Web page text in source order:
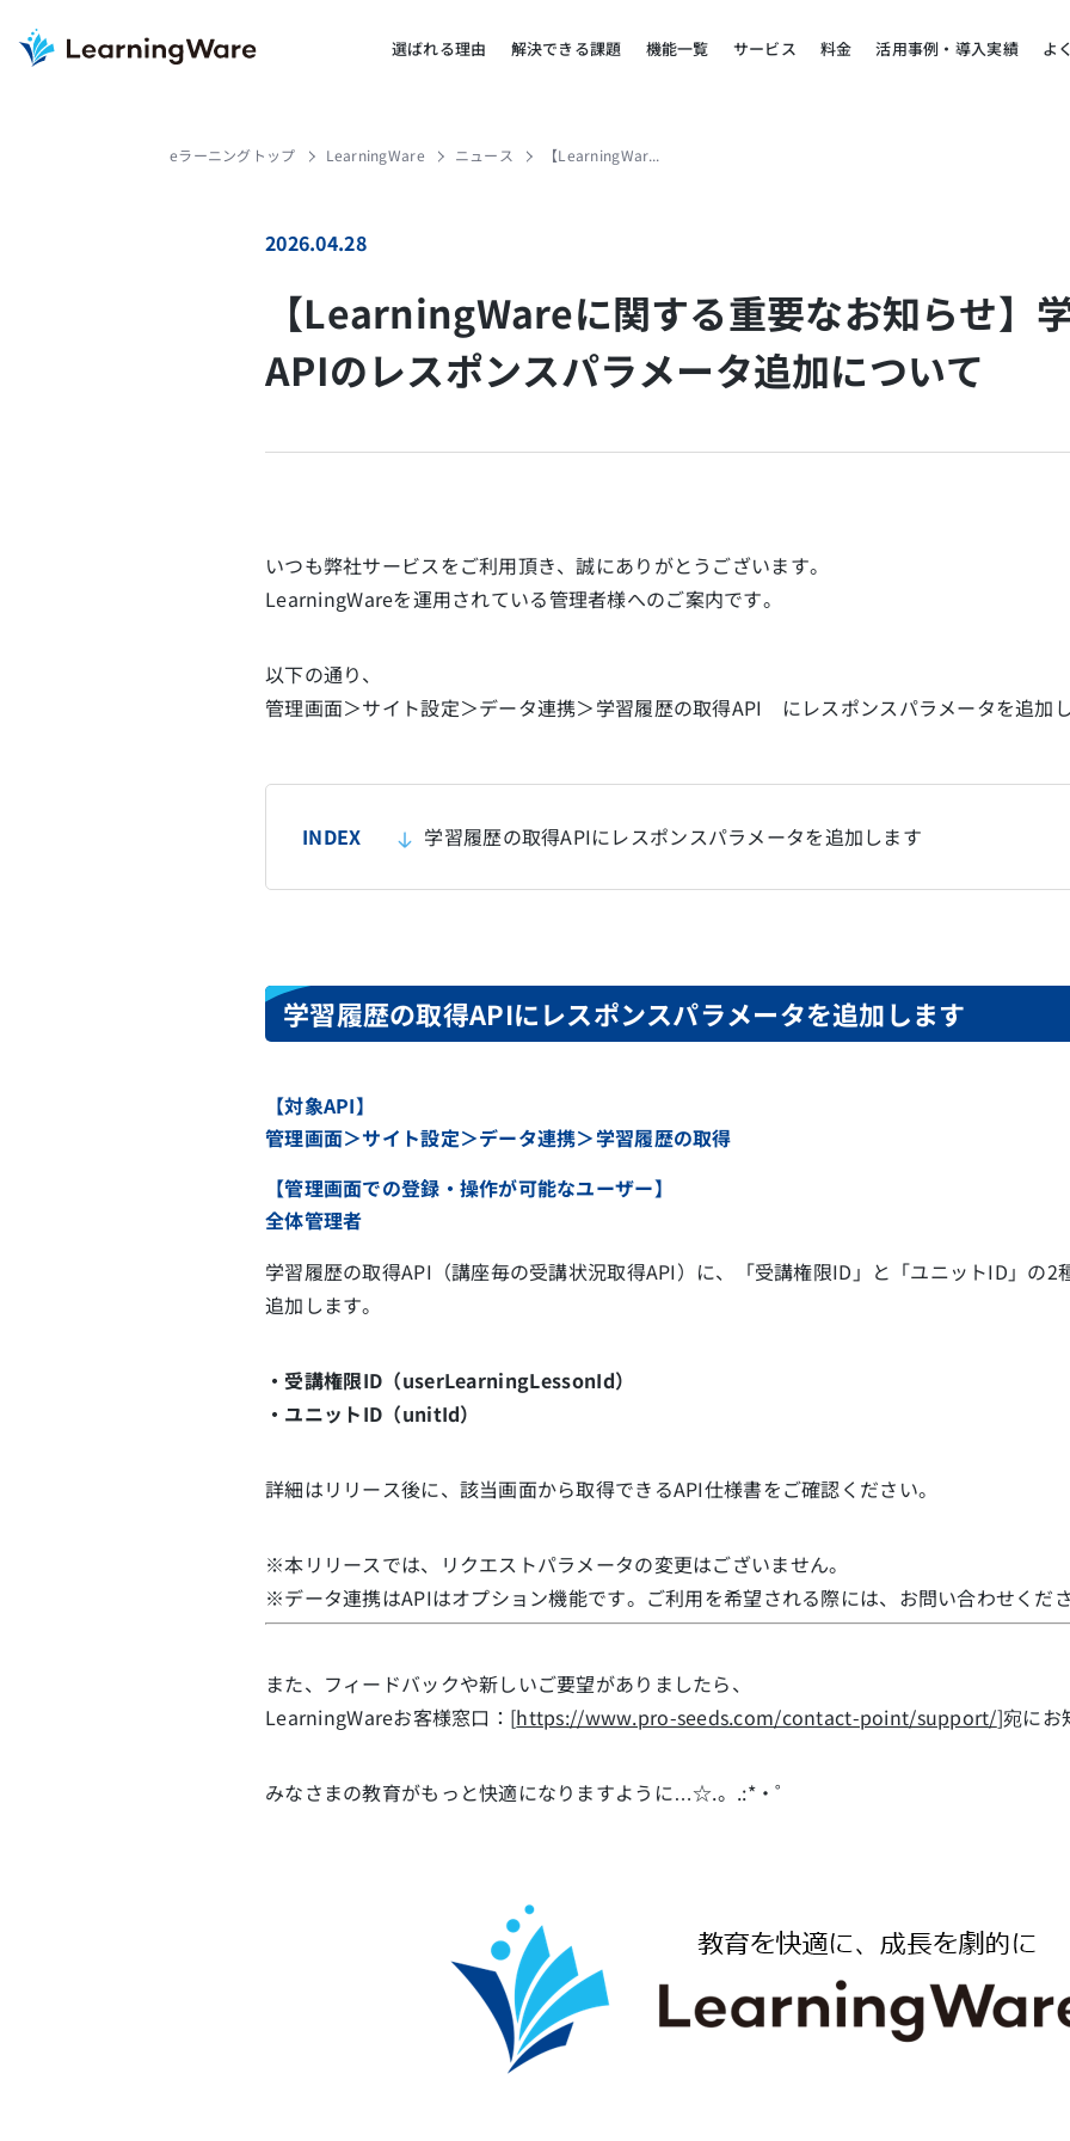
選ばれる理由 解決できる課題 機能一覧 サービス 料金 活用事例・導入実績 よ
eラーニングトップ LearningWare ニュース 【LearningWareに関する重要なお知らせ】学習履歴の取得APIのレスポンスパラメータ追加について
2026.04.28
【LearningWareに関する重要なお知らせ】
APIのレスポンスパラメータ追加について
いつも弊社サービスをご利用頂き、誠にありがとうございます。
LearningWareを運用されている管理者様へのご案内です。
以下の通り、
管理画面＞サイト設定＞データ連携＞学習履歴の取得API にレスポンスパラメータを追加
INDEX 学習履歴の取得APIにレスポンスパラメータを追加します
学習履歴の取得APIにレスポンスパラメータを追加します
【対象API】
管理画面＞サイト設定＞データ連携＞学習履歴の取得
【管理画面での登録・操作が可能なユーザー】
全体管理者
学習履歴の取得API（講座毎の受講状況取得API）に、「受講権限ID」と 「ユニットID」 の2
追加します。
・受講権限ID（userLearningLessonId）
・ユニットID（unitId）
詳細はリリース後に、該当画面から取得できるAPI仕様書をご確認ください。
※本リリースでは、リクエストパラメータの変更はございません。
※データ連携はAPIはオプション機能です。ご利用を希望される際には、お問い合わせくだ
また、フィードバックや新しいご要望がありましたら、
LearningWareお客様窓口：[https://www.pro-seeds.com/contact-point/support/]宛にお
みなさまの教育がもっと快適になりますように…☆.。.:*・゜